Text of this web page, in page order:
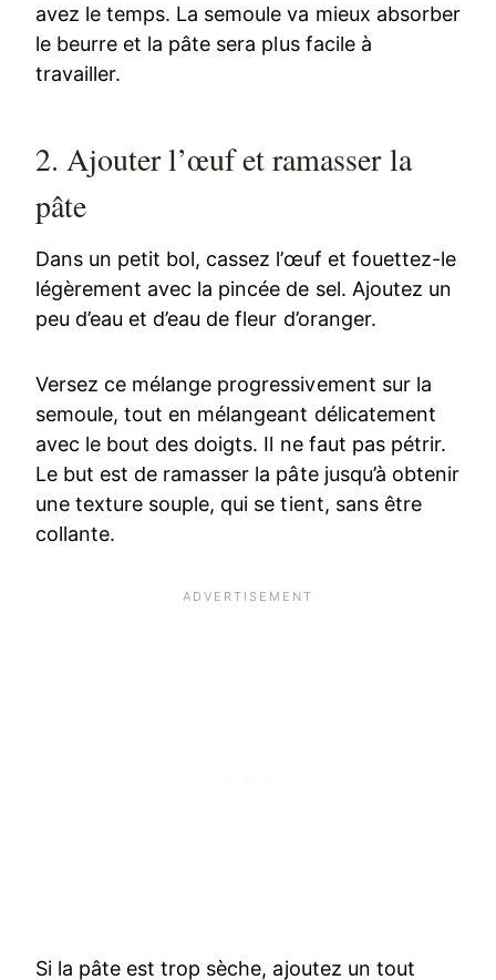
avez le temps. La semoule va mieux absorber
le beurre et la pâte sera plus facile à
travailler.
2. Ajouter l’œuf et ramasser la
pâte
Dans un petit bol, cassez l’œuf et fouettez-le
légèrement avec la pincée de sel. Ajoutez un
peu d’eau et d’eau de fleur d’oranger.
Versez ce mélange progressivement sur la
semoule, tout en mélangeant délicatement
avec le bout des doigts. Il ne faut pas pétrir.
Le but est de ramasser la pâte jusqu’à obtenir
une texture souple, qui se tient, sans être
collante.
Si la pâte est trop sèche, ajoutez un tout